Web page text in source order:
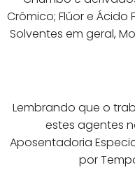
Crômico; Flúor e Ácido
Solventes em geral,
Lembrando que o
estes agentes
Aposentadoria
por